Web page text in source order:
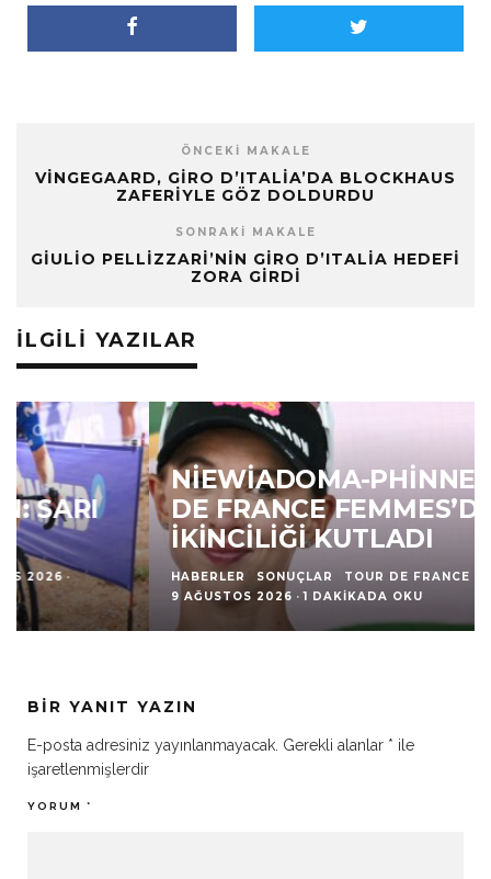
ÖNCEKI MAKALE
VINGEGAARD, GIRO D’ITALIA’DA BLOCKHAUS
ZAFERIYLE GÖZ DOLDURDU
SONRAKI MAKALE
GIULIO PELLIZZARI’NIN GIRO D’ITALIA HEDEFI
ZORA GIRDI
İLGILI YAZILAR
NIEWIADOMA-PHINNEY, TOUR
DE FRANCE FEMMES’DE
İKINCILIĞI KUTLADI
HABERLER SONUÇLAR TOUR DE FRANCE
·
9 AĞUSTOS 2026
1 DAKIKADA OKU
BIR YANIT YAZIN
E-posta adresiniz yayınlanmayacak. Gerekli alanlar * ile
işaretlenmişlerdir
YORUM *